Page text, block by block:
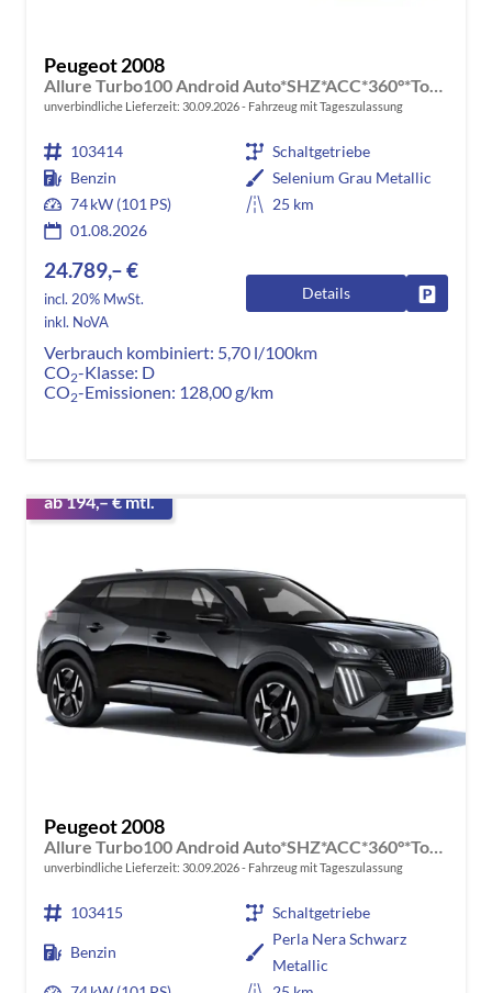
Peugeot 2008
Allure Turbo100 Android Auto*SHZ*ACC*360°*Totwinkel*Klimaauto
unverbindliche Lieferzeit: 30.09.2026 Fahrzeug mit Tageszulassung
103414
Schaltgetriebe
Benzin
Selenium Grau Metallic
74 kW (101 PS)
25 km
01.08.2026
24.789,– €
incl. 20% MwSt.
inkl. NoVA
Details
Verbrauch kombiniert: 5,70 l/100km
CO2-Klasse: D
CO2-Emissionen: 128,00 g/km
ab 194,– € mtl.
Peugeot 2008
Allure Turbo100 Android Auto*SHZ*ACC*360°*Totwinkel*Klimaauto
unverbindliche Lieferzeit: 30.09.2026 Fahrzeug mit Tageszulassung
103415 Schaltgetriebe
Benzin
Perla Nera Schwarz
Metallic